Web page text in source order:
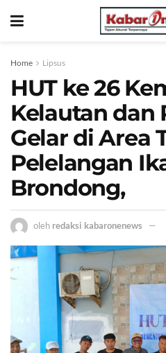
Home Lipsus
HUT ke 26
Kelautan dan
Gelar di Area
Pelelangan
Brondong,
oleh redaksi kabaronenews